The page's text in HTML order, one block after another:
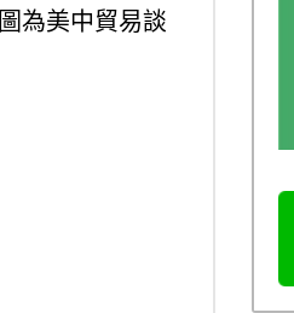
為美中貿易談